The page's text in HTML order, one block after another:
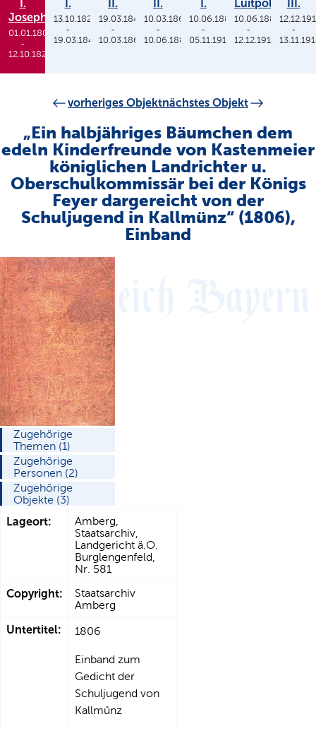
I.
Joseph
01.01.1806
-
12.10.1825
I.
13.10.1825
-
19.03.1848
II.
19.03.1848
-
10.03.1864
II.
10.03.1864
-
10.06.1886
I.
10.06.1886
-
05.11.1913
Luitpold
10.06.1886
-
12.12.1912
III.
-
vorheriges Objektnächstes Objekt
„Ein halbjähriges Bäumchen dem
edeln Kinderfreunde von Kastenmeier
königlichen Landrichter u.
Oberschulkommissär bei der Königs
Feyer dargereicht von der
Schuljugend in Kallmünz“ (1806),
Einband
Zugehörige
Themen (1)
Zugehörige
Personen (2)
Zugehörige
Objekte (3)
Lageort:
Amberg,
Staatsarchiv,
Landgericht ä.O.
Burglengenfeld,
Nr. 581
Copyright:
Staatsarchiv
Amberg
Untertitel: 1806
Einband zum
Gedicht der
Schuljugend von
Kallmünz